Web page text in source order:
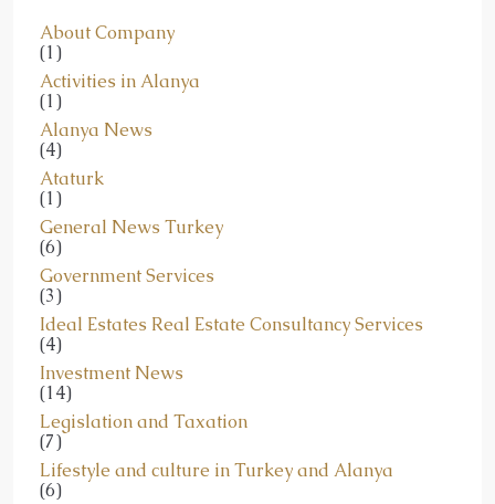
About Company
(1)
Activities in Alanya
(1)
Alanya News
(4)
Ataturk
(1)
General News Turkey
(6)
Government Services
(3)
Ideal Estates Real Estate Consultancy Services
(4)
Investment News
(14)
Legislation and Taxation
(7)
Lifestyle and culture in Turkey and Alanya
(6)